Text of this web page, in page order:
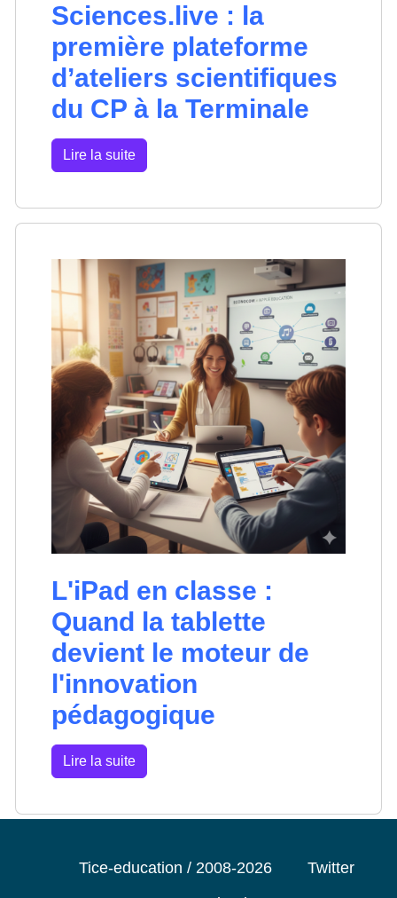
Sciences.live : la
première plateforme
d’ateliers scientifiques
du CP à la Terminale
Lire la suite
L'iPad en classe :
Quand la tablette
devient le moteur de
l'innovation
pédagogique
Lire la suite
Tice-education / 2008-2026
Twitter